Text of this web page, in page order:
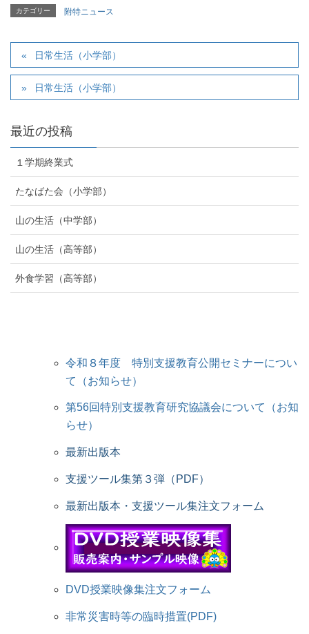
カテゴリー 附特ニュース
日常生活（小学部）
日常生活（小学部）
最近の投稿
１学期終業式
たなばた会（小学部）
山の生活（中学部）
山の生活（高等部）
外食学習（高等部）
令和８年度 特別支援教育公開セミナーについ
て（お知らせ）
第56回特別支援教育研究協議会について（お知
らせ）
最新出版本
支援ツール集第３弾（PDF）
最新出版本・支援ツール集注文フォーム
DVD授業映像集注文フォーム
非常災害時等の臨時措置(PDF)